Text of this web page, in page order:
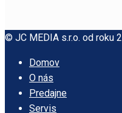
© JC MEDIA s.r.o. od roku
Domov
O nás
Predajne
Servis